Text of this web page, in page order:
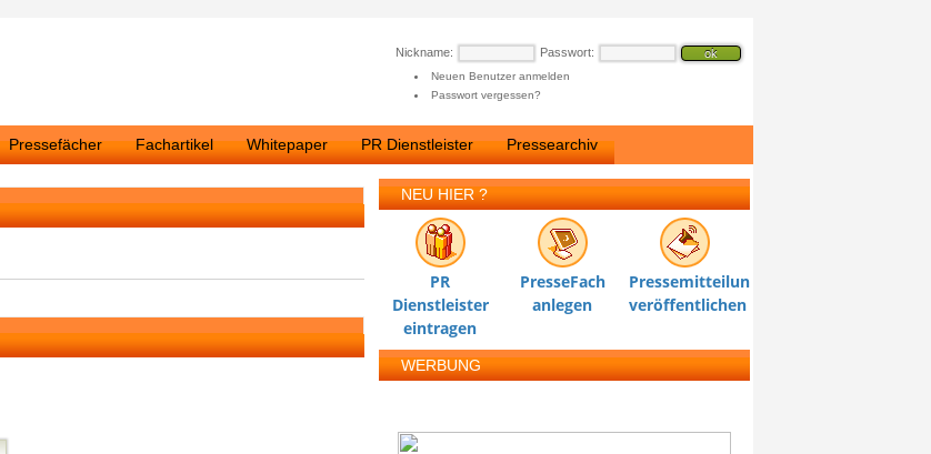
Nickname: Passwort:
Neuen Benutzer anmelden
Passwort vergessen?
Pressefächer Fachartikel Whitepaper PR Dienstleister Pressearchiv
NEU HIER ?
PR
Dienstleister
eintragen
PresseFach
anlegen
Pressemitteilung
veröffentlichen
WERBUNG